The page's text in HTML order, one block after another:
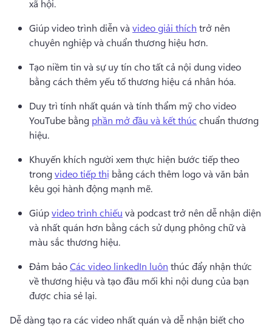
xã hội.
Giúp video trình diễn và video giải thích trở nên
chuyên nghiệp và chuẩn thương hiệu hơn.
Tạo niềm tin và sự uy tín cho tất cả nội dung video
bằng cách thêm yếu tố thương hiệu cá nhân hóa.
Duy trì tính nhất quán và tính thẩm mỹ cho video
YouTube bằng phần mở đầu và kết thúc chuẩn thương
hiệu.
Khuyến khích người xem thực hiện bước tiếp theo
trong video tiếp thị bằng cách thêm logo và văn bản
kêu gọi hành động mạnh mẽ.
Giúp video trình chiếu và podcast trở nên dễ nhận diện
và nhất quán hơn bằng cách sử dụng phông chữ và
màu sắc thương hiệu.
Đảm bảo Các video linkedIn luôn thúc đẩy nhận thức
về thương hiệu và tạo đầu mối khi nội dung của bạn
được chia sẻ lại.
Dễ dàng tạo ra các video nhất quán và dễ nhận biết cho